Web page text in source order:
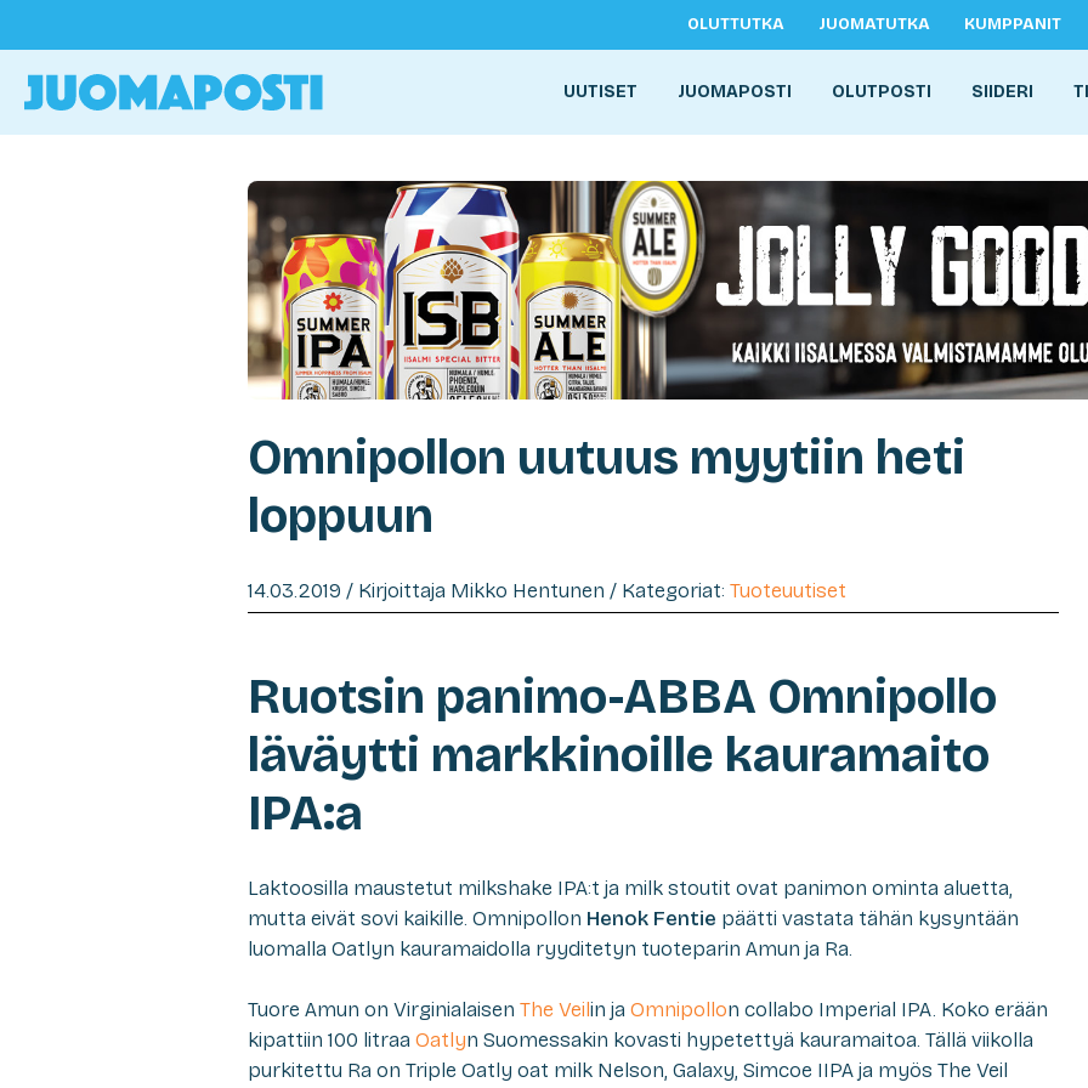
OLUTTUTKA JUOMATUTKA KUMPPANIT
UUTISET JUOMAPOSTI OLUTPOSTI SIIDERI
Omnipollon uutuus myytiin heti
loppuun
14.03.2019 / Kirjoittaja Mikko Hentunen / Kategoriat: Tuoteuutiset
Ruotsin panimo-ABBA Omnipollo
läväytti markkinoille kauramaito
IPA:a
Laktoosilla maustetut milkshake IPA:t ja milk stoutit ovat panimon ominta aluetta,
mutta eivät sovi kaikille. Omnipollon Henok Fentie päätti vastata tähän kysyntään
luomalla Oatlyn kauramaidolla ryyditetyn tuoteparin Amun ja Ra.
Tuore Amun on Virginialaisen The Veilin ja Omnipollon collabo Imperial IPA. Koko erään
kipattiin 100 litraa Oatlyn Suomessakin kovasti hypetettyä kauramaitoa. Tällä viikolla
purkitettu Ra on Triple Oatly oat milk Nelson, Galaxy, Simcoe IIPA ja myös The Veil